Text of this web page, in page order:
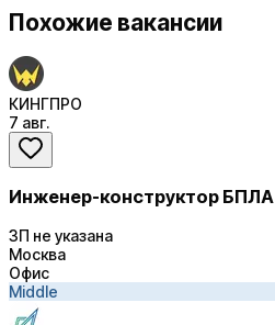
Похожие вакансии
КИНГПРО
7 авг.
Инженер-конструктор БПЛА
ЗП не указана
Москва
Офис
Middle